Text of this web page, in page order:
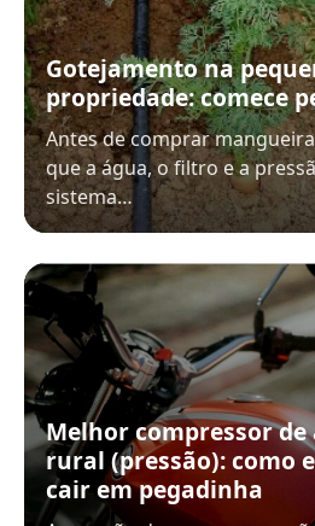
Gotejamento na
propriedade: comece
Antes de comprar
que a água, o filtro e a
sistema…
Melhor compressor
rural (pressão): como
cair em pegadinha